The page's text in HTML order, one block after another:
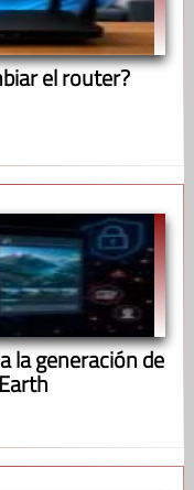
el router?
la generación de